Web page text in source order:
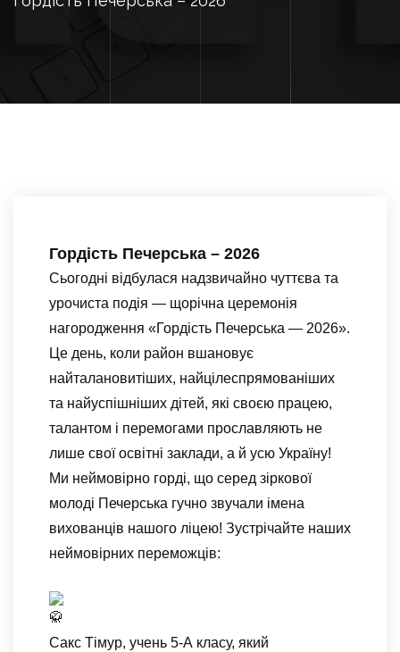
Гордість Печерська – 2026
Сьогодні відбулася надзвичайно чуттєва та
урочиста подія — щорічна церемонія
нагородження «Гордість Печерська — 2026».
Це день, коли район вшановує
найталановитіших, найцілеспрямованіших
та найуспішніших дітей, які своєю працею,
талантом і перемогами прославляють не
лише свої освітні заклади, а й усю Україну!
​Ми неймовірно горді, що серед зіркової
молоді Печерська гучно звучали імена
вихованців нашого ліцею! Зустрічайте наших
неймовірних переможців:
Сакс Тімур, учень 5-А класу, який